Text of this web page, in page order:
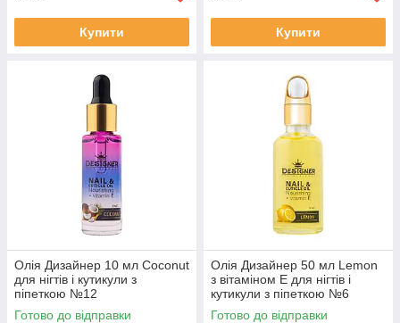
Купити Купити
Олія Дизайнер 10 мл Coconut
для нігтів і кутикули з
піпеткою №12
Готово до відправки
Олія Дизайнер 50 мл Lemon
з вітаміном Е для нігтів і
кутикули з піпеткою №6
Готово до відправки